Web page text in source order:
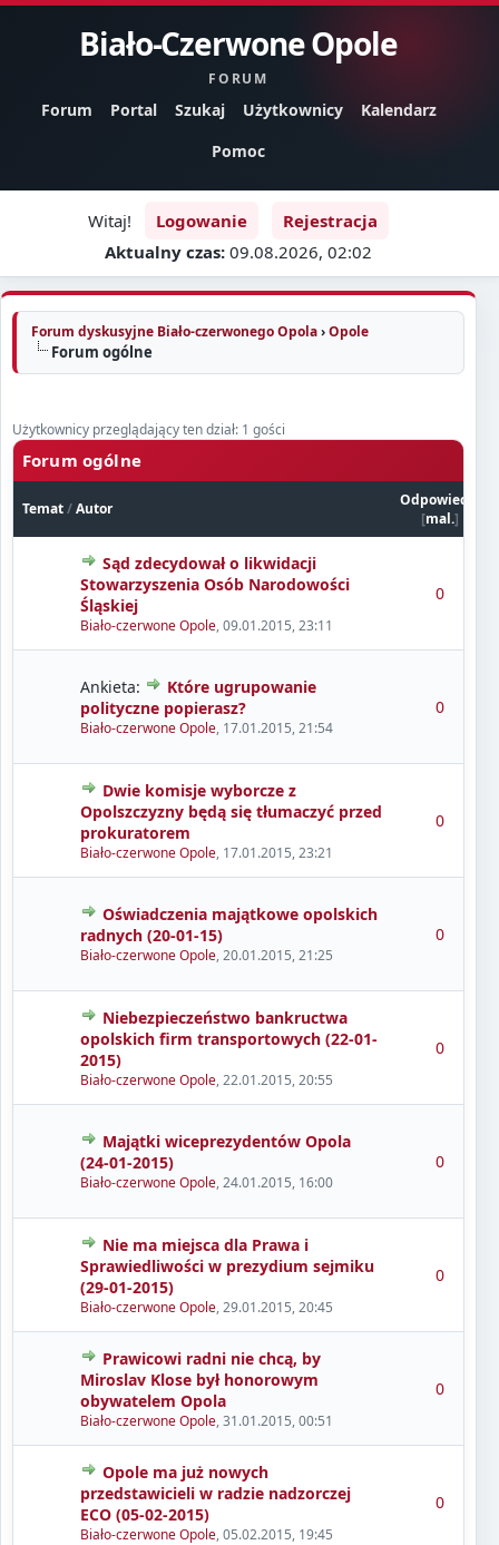
Biało-Czerwone Opole
FORUM
Forum Portal Szukaj Użytkownicy
Kalendarz
Pomoc
Witaj! Logowanie
Rejestracja
Aktualny czas: 09.08.2026, 02:02
Forum dyskusyjne Biało-czerwonego Opola›Opole
Forum ogólne
Użytkownicy przeglądający ten dział: 1 gości
Forum ogólne
Temat/Autor
Odpowiedzi
[mal.]
Sąd zdecydował o likwidacji
Stowarzyszenia Osób Narodowości
Śląskiej
Biało-czerwone Opole,09.01.2015, 23:11
0
Ankieta:
Które ugrupowanie
polityczne popierasz?
Biało-czerwone Opole, 17.01.2015, 21:54
0
Dwie komisje wyborcze z
Opolszczyzny będą się tłumaczyć przed
prokuratorem
Biało-czerwone Opole, 17.01.2015, 23:21
0
Oświadczenia majątkowe opolskich
radnych (20-01-15)
Biało-czerwone Opole,20.01.2015, 21:25
0
Niebezpieczeństwo bankructwa
opolskich firm transportowych (22-01-
2015)
Biało-czerwone Opole,22.01.2015, 20:55
0
Majątki wiceprezydentów Opola
(24-01-2015)
Biało-czerwone Opole,24.01.2015, 16:00
0
Nie ma miejsca dla Prawa i
Sprawiedliwości w prezydium sejmiku
(29-01-2015)
Biało-czerwone Opole,29.01.2015, 20:45
0
Prawicowi radni nie chcą, by
Miroslav Klose był honorowym
obywatelem Opola
Biało-czerwone Opole,31.01.2015, 00:51
0
Opole ma już nowych
przedstawicieli w radzie nadzorczej
ECO (05-02-2015)
Biało-czerwone Opole,05.02.2015, 19:45
0